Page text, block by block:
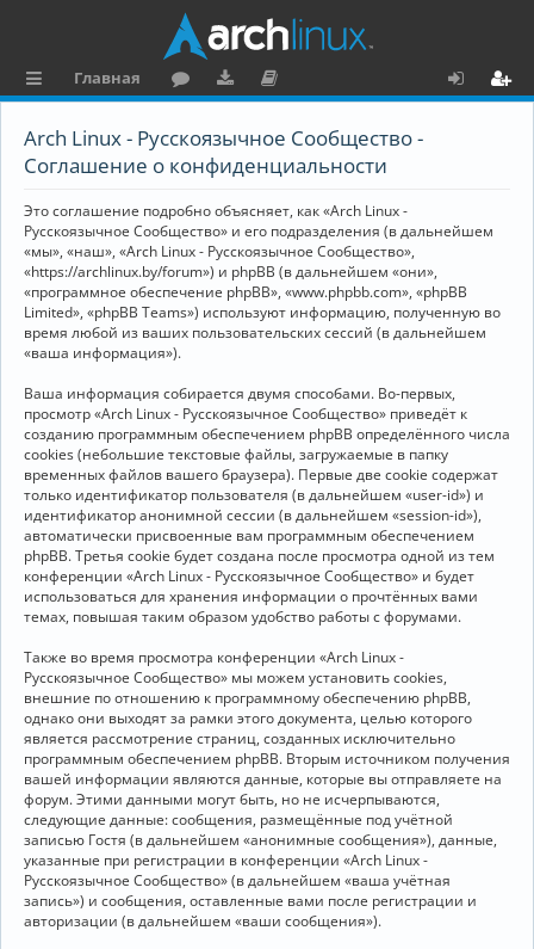
ы
к
и
Главная
ру
ру
и
ку
е
н
та
ц
я
Arch Linux - Русскоязычное Сообщество -
Соглашение о конфиденциальности
Это соглашение подробно объясняет, как «Arch Linux -
Русскоязычное Сообщество» и его подразделения (в дальнейшем
«мы», «наш», «Arch Linux - Русскоязычное Сообщество»,
«https://archlinux.by/forum») и phpBB (в дальнейшем «они»,
«программное обеспечение phpBB», «www.phpbb.com», «phpBB
Limited», «phpBB Teams») используют информацию, полученную во
время любой из ваших пользовательских сессий (в дальнейшем
«ваша информация»).
Ваша информация собирается двумя способами. Во-первых,
просмотр «Arch Linux - Русскоязычное Сообщество» приведёт к
созданию программным обеспечением phpBB определённого числа
cookies (небольшие текстовые файлы, загружаемые в папку
временных файлов вашего браузера). Первые две cookie содержат
только идентификатор пользователя (в дальнейшем «user-id») и
идентификатор анонимной сессии (в дальнейшем «session-id»),
автоматически присвоенные вам программным обеспечением
phpBB. Третья cookie будет создана после просмотра одной из тем
конференции «Arch Linux - Русскоязычное Сообщество» и будет
использоваться для хранения информации о прочтённых вами
темах, повышая таким образом удобство работы с форумами.
Также во время просмотра конференции «Arch Linux -
Русскоязычное Сообщество» мы можем установить cookies,
внешние по отношению к программному обеспечению phpBB,
однако они выходят за рамки этого документа, целью которого
является рассмотрение страниц, созданных исключительно
программным обеспечением phpBB. Вторым источником получения
вашей информации являются данные, которые вы отправляете на
форум. Этими данными могут быть, но не исчерпываются,
следующие данные: сообщения, размещённые под учётной
записью Гостя (в дальнейшем «анонимные сообщения»), данные,
указанные при регистрации в конференции «Arch Linux -
Русскоязычное Сообщество» (в дальнейшем «ваша учётная
запись») и сообщения, оставленные вами после регистрации и
авторизации (в дальнейшем «ваши сообщения»).